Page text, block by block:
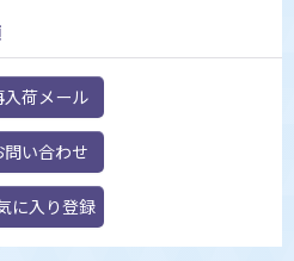
入荷メール
問い合わせ
に入り登録